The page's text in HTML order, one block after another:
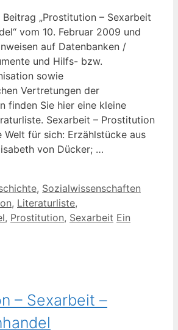
„Prostitution – Sexarbeit
vom 10. Februar 2009 und
auf Datenbanken /
und Hilfs- bzw.
sowie
Vertretungen der
finden Sie hier eine kleine
Sexarbeit – Prostitution
Welt für sich: Erzählstücke aus
von Dücker; …
, Sozialwissenschaften
, Literaturliste,
, Prostitution, Sexarbeit Ein
– Sexarbeit –